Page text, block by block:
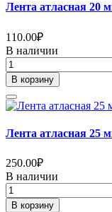
Лента атласная 20
110.00₽
В наличии
В корзину
Лента атласная 25
250.00₽
В наличии
В корзину